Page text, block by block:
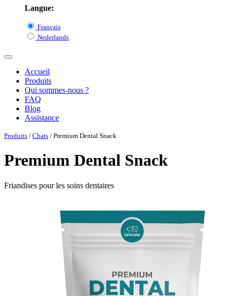
Langue:
Français
Nederlands
Accueil
Produits
Qui sommes-nous ?
FAQ
Blog
Assistance
Produits / Chats / Premium Dental Snack
Premium Dental Snack
Friandises pour les soins dentaires